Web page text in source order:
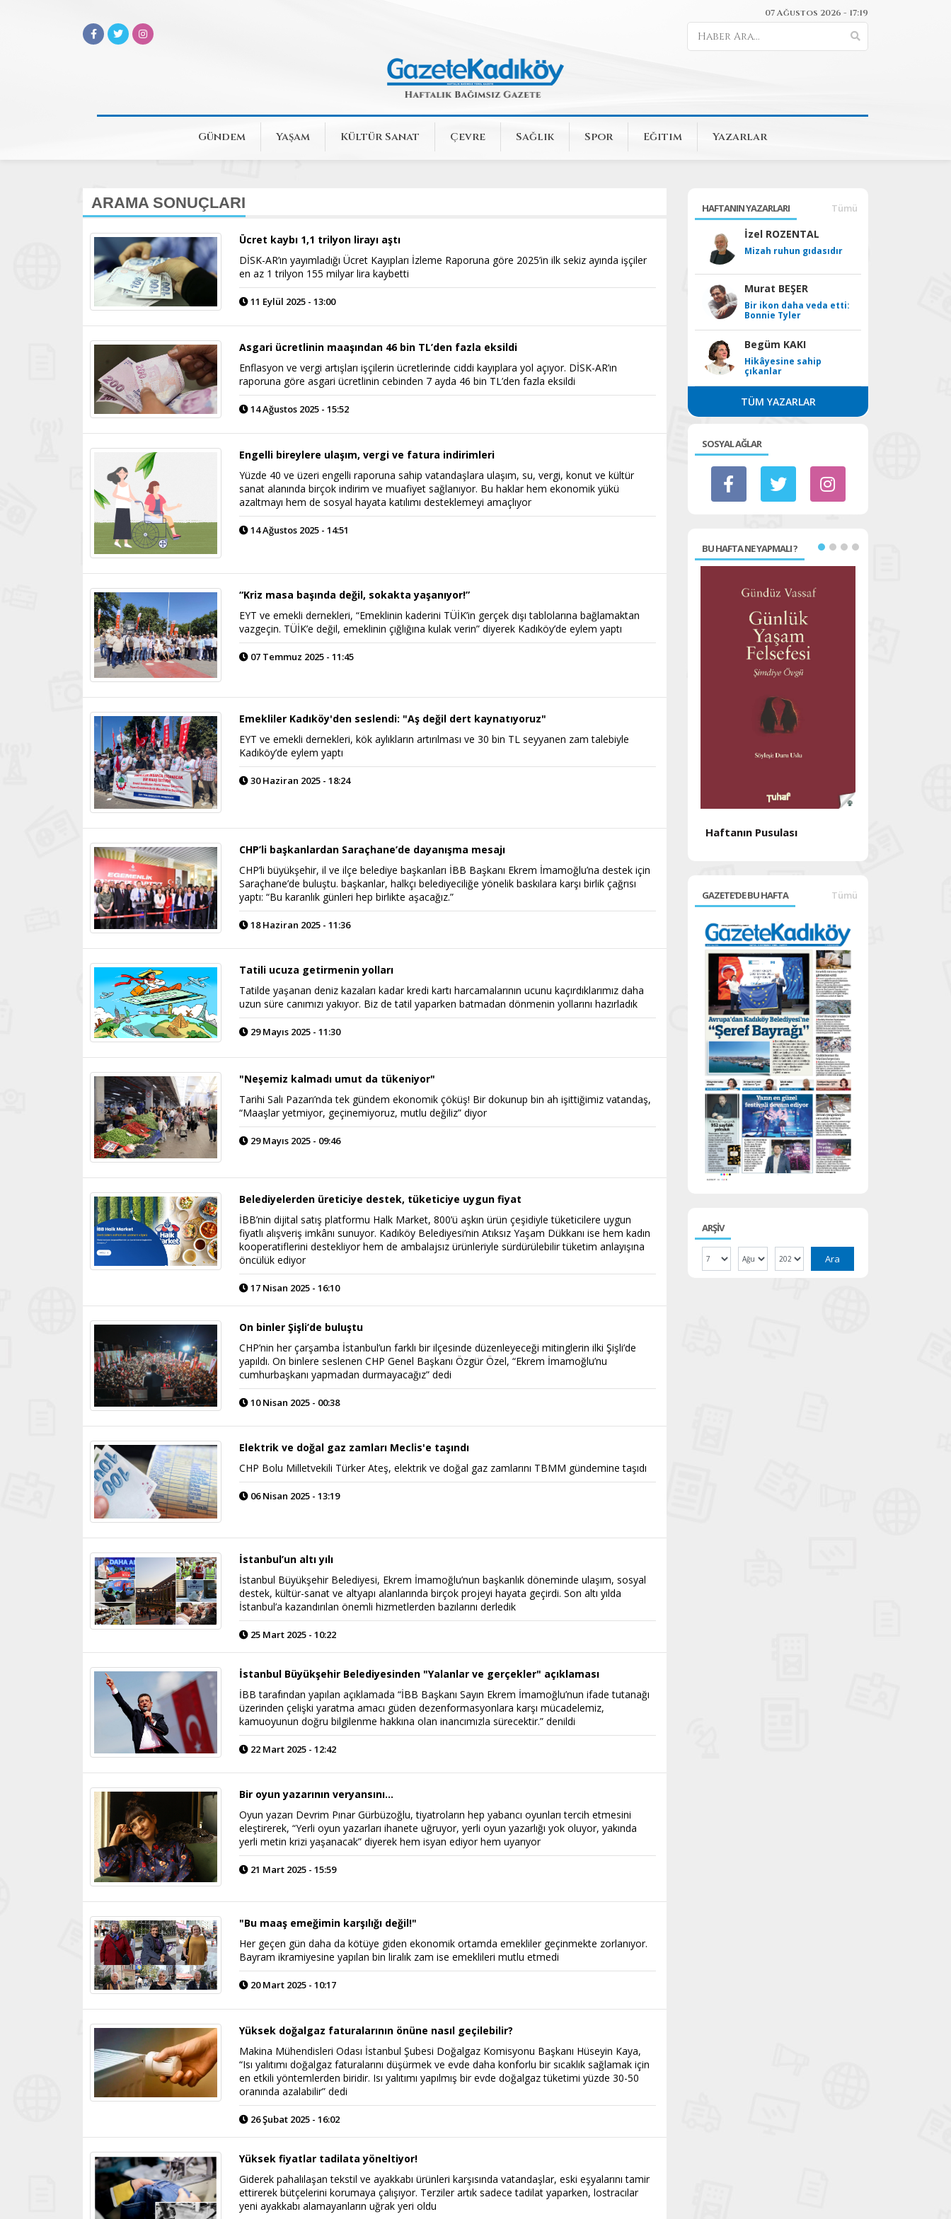
07 Ağustos 2026 - 17:19
Gündem Yaşam Kültür Sanat Çevre Sağlık Spor Eğitim Yazarlar
ARAMA SONUÇLARI
Ücret kaybı 1,1 trilyon lirayı aştı
DİSK-AR’ın yayımladığı Ücret Kayıpları İzleme Raporuna göre 2025’in ilk sekiz ayında işçiler
en az 1 trilyon 155 milyar lira kaybetti
11 Eylül 2025 - 13:00
Asgari ücretlinin maaşından 46 bin TL’den fazla eksildi
Enflasyon ve vergi artışları işçilerin ücretlerinde ciddi kayıplara yol açıyor. DİSK-AR’ın
raporuna göre asgari ücretlinin cebinden 7 ayda 46 bin TL’den fazla eksildi
14 Ağustos 2025 - 15:52
Engelli bireylere ulaşım, vergi ve fatura indirimleri
Yüzde 40 ve üzeri engelli raporuna sahip vatandaşlara ulaşım, su, vergi, konut ve kültür
sanat alanında birçok indirim ve muafiyet sağlanıyor. Bu haklar hem ekonomik yükü
azaltmayı hem de sosyal hayata katılımı desteklemeyi amaçlıyor
14 Ağustos 2025 - 14:51
“Kriz masa başında değil, sokakta yaşanıyor!”
EYT ve emekli dernekleri, “Emeklinin kaderini TÜİK’in gerçek dışı tablolarına bağlamaktan
vazgeçin. TÜİK’e değil, emeklinin çığlığına kulak verin” diyerek Kadıköy’de eylem yaptı
07 Temmuz 2025 - 11:45
Emekliler Kadıköy'den seslendi: "Aş değil dert kaynatıyoruz"
EYT ve emekli dernekleri, kök aylıkların artırılması ve 30 bin TL seyyanen zam talebiyle
Kadıköy’de eylem yaptı
30 Haziran 2025 - 18:24
CHP’li başkanlardan Saraçhane’de dayanışma mesajı
CHP’li büyükşehir, il ve ilçe belediye başkanları İBB Başkanı Ekrem İmamoğlu’na destek için
Saraçhane’de buluştu. başkanlar, halkçı belediyeciliğe yönelik baskılara karşı birlik çağrısı
yaptı: “Bu karanlık günleri hep birlikte aşacağız.”
18 Haziran 2025 - 11:36
Tatili ucuza getirmenin yolları
Tatilde yaşanan deniz kazaları kadar kredi kartı harcamalarının ucunu kaçırdıklarımız daha
uzun süre canımızı yakıyor. Biz de tatil yaparken batmadan dönmenin yollarını hazırladık
29 Mayıs 2025 - 11:30
"Neşemiz kalmadı umut da tükeniyor"
Tarihi Salı Pazarı’nda tek gündem ekonomik çöküş! Bir dokunup bin ah işittiğimiz vatandaş,
“Maaşlar yetmiyor, geçinemiyoruz, mutlu değiliz” diyor
29 Mayıs 2025 - 09:46
Belediyelerden üreticiye destek, tüketiciye uygun fiyat
İBB’nin dijital satış platformu Halk Market, 800’ü aşkın ürün çeşidiyle tüketicilere uygun
fiyatlı alışveriş imkânı sunuyor. Kadıköy Belediyesi’nin Atıksız Yaşam Dükkanı ise hem kadın
kooperatiflerini destekliyor hem de ambalajsız ürünleriyle sürdürülebilir tüketim anlayışına
öncülük ediyor
17 Nisan 2025 - 16:10
On binler Şişli’de buluştu
CHP’nin her çarşamba İstanbul’un farklı bir ilçesinde düzenleyeceği mitinglerin ilki Şişli’de
yapıldı. On binlere seslenen CHP Genel Başkanı Özgür Özel, “Ekrem İmamoğlu’nu
cumhurbaşkanı yapmadan durmayacağız” dedi
10 Nisan 2025 - 00:38
Elektrik ve doğal gaz zamları Meclis'e taşındı
CHP Bolu Milletvekili Türker Ateş, elektrik ve doğal gaz zamlarını TBMM gündemine taşıdı
06 Nisan 2025 - 13:19
İstanbul’un altı yılı
İstanbul Büyükşehir Belediyesi, Ekrem İmamoğlu’nun başkanlık döneminde ulaşım, sosyal
destek, kültür-sanat ve altyapı alanlarında birçok projeyi hayata geçirdi. Son altı yılda
İstanbul’a kazandırılan önemli hizmetlerden bazılarını derledik
25 Mart 2025 - 10:22
İstanbul Büyükşehir Belediyesinden "Yalanlar ve gerçekler" açıklaması
İBB tarafından yapılan açıklamada “İBB Başkanı Sayın Ekrem İmamoğlu’nun ifade tutanağı
üzerinden çelişki yaratma amacı güden dezenformasyonlara karşı mücadelemiz,
kamuoyunun doğru bilgilenme hakkına olan inancımızla sürecektir.” denildi
22 Mart 2025 - 12:42
Bir oyun yazarının veryansını...
Oyun yazarı Devrim Pınar Gürbüzoğlu, tiyatroların hep yabancı oyunları tercih etmesini
eleştirerek, “Yerli oyun yazarları ihanete uğruyor, yerli oyun yazarlığı yok oluyor, yakında
yerli metin krizi yaşanacak” diyerek hem isyan ediyor hem uyarıyor
21 Mart 2025 - 15:59
"Bu maaş emeğimin karşılığı değil!"
Her geçen gün daha da kötüye giden ekonomik ortamda emekliler geçinmekte zorlanıyor.
Bayram ikramiyesine yapılan bin liralık zam ise emeklileri mutlu etmedi
20 Mart 2025 - 10:17
Yüksek doğalgaz faturalarının önüne nasıl geçilebilir?
Makina Mühendisleri Odası İstanbul Şubesi Doğalgaz Komisyonu Başkanı Hüseyin Kaya,
“Isı yalıtımı doğalgaz faturalarını düşürmek ve evde daha konforlu bir sıcaklık sağlamak için
en etkili yöntemlerden biridir. Isı yalıtımı yapılmış bir evde doğalgaz tüketimi yüzde 30-50
oranında azalabilir” dedi
26 Şubat 2025 - 16:02
Yüksek fiyatlar tadilata yöneltiyor!
Giderek pahalılaşan tekstil ve ayakkabı ürünleri karşısında vatandaşlar, eski eşyalarını tamir
ettirerek bütçelerini korumaya çalışıyor. Terziler artık sadece tadilat yaparken, lostracılar
yeni ayakkabı alamayanların uğrak yeri oldu
HAFTANIN YAZARLARI Tümü
İzel ROZENTAL
Mizah ruhun gıdasıdır
Murat BEŞER
Bir ikon daha veda etti:
Bonnie Tyler
Begüm KAKI
Hikâyesine sahip
çıkanlar
TÜM YAZARLAR
SOSYAL AĞLAR
BU HAFTA NE YAPMALI ?
Haftanın Pusulası
GAZETE'DE BU HAFTA Tümü
ARŞİV
Ara